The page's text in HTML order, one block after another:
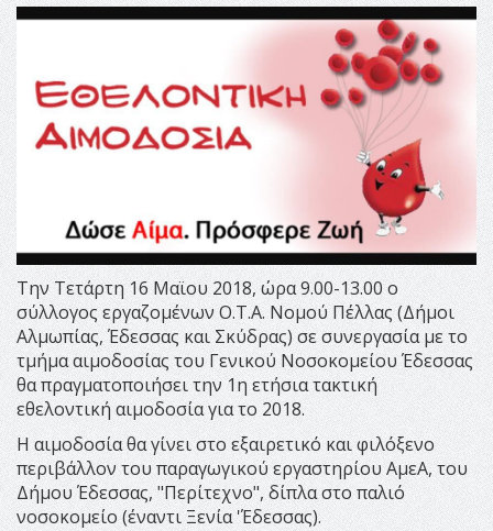
Την Τετάρτη 16 Μαϊου 2018, ώρα 9.00-13.00 ο
σύλλογος εργαζομένων Ο.Τ.Α. Νομού Πέλλας (Δήμοι
Αλμωπίας, Έδεσσας και Σκύδρας) σε συνεργασία με το
τμήμα αιμοδοσίας του Γενικού Νοσοκομείου Έδεσσας
θα πραγματοποιήσει την 1η ετήσια τακτική
εθελοντική αιμοδοσία για το 2018.
Η αιμοδοσία θα γίνει στο εξαιρετικό και φιλόξενο
περιβάλλον του παραγωγικού εργαστηρίου ΑμεΑ, του
Δήμου Έδεσσας, "Περίτεχνο", δίπλα στο παλιό
νοσοκομείο (έναντι Ξενία 'Έδεσσας).